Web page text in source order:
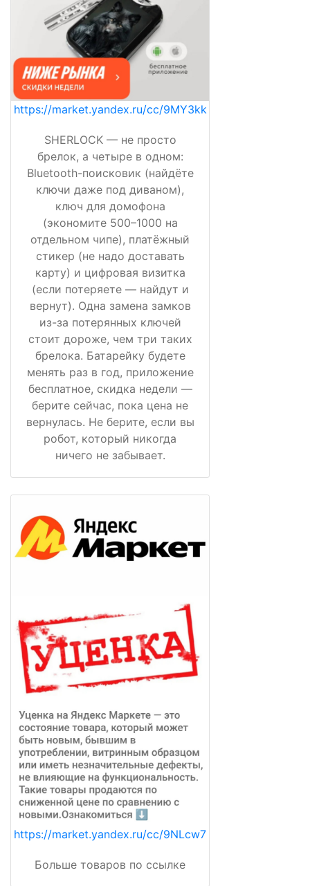
https://market.yandex.ru/cc/9MY3kk
SHERLOCK — не просто
брелок, а четыре в одном:
Bluetooth-поисковик (найдёте
ключи даже под диваном),
ключ для домофона
(экономите 500–1000 на
отдельном чипе), платёжный
стикер (не надо доставать
карту) и цифровая визитка
(если потеряете — найдут и
вернут). Одна замена замков
из-за потерянных ключей
стоит дороже, чем три таких
брелока. Батарейку будете
менять раз в год, приложение
бесплатное, скидка недели —
берите сейчас, пока цена не
вернулась. Не берите, если вы
робот, который никогда
ничего не забывает.
https://market.yandex.ru/cc/9NLcw7
Больше товаров по ссылке